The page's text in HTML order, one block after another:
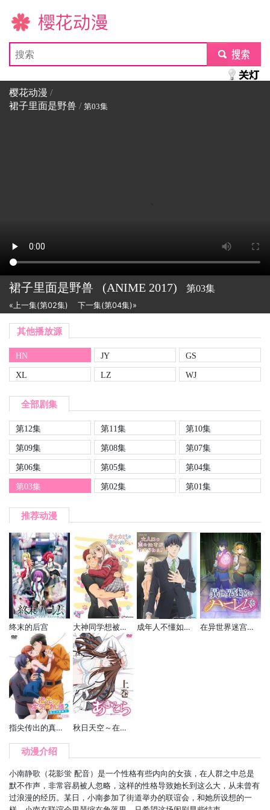
樱花动漫
submit
樱花动漫 /
裙子里面是野兽 / 第03集
裙子里面是野兽 (ANIME 2017) 第03集
«上一集(第02集) 下一集(第04集)»
其他播放源
HN JY
GS
XL
LZ WJ
全部剧集
第12集 第11集
第10集
第09集
第08集
第07集
第06集
第05集
第04集
第03集
第02集 第01集
推荐动漫
终末的后宫 大神同学想被吃掉 成年人不懂如何恋爱 在异世界迷宫开后宫
指尖传出的真挚热情2-恋人是消防员- 秋日天空～在梦中～
动漫介绍
小南静歌（花影蛍 配音）是一个性格有些内向的女孩，在人群之中总是
默不作声，非常容易被人忽略，这样的性格导致她长到这么大，从未曾有
过浪漫的经历。某日，小南参加了街道举办的联谊会，和她所设想的一